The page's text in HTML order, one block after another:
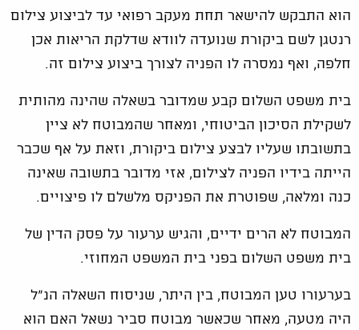
הוא התבקש להישאר תחת מעקב רפואי עד לביצוע צילום
רנטגן לשם ביקורת שנועדה לוודא שדלקת הריאות אכן
חלפה, ואף נמסרה לו הפניה לצורך ביצוע צילום זה.
בית משפט השלום קבע שמדובר בשאלה שהינה מהותית
לשקילת הסיכון הביטוחי, ומאחר שהמבוטח לא ציין
בתשובתו שעליו לבצע צילום ביקורת, וזאת על אף שכבר
הייתה בידיו הפניה לצילום, אזי מדובר בתשובה שאינה
כנה ומלאה, שפוטרת את הפניקס מלשלם לו פיצויים.
המבוטח לא הרים ידיים, והגיש ערעור על פסק הדין של
בית משפט השלום בפני בית המשפט המחוזי.
בערעורו טען המבוטח, בין היתר, שניסוח השאלה הנ"ל
היה מטעה, מאחר שכאשר מבוטח סביר נשאל האם הוא